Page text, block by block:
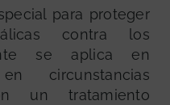
para proteger
contra los
se aplica en
circunstancias
un tratamiento